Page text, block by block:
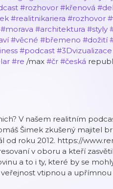
#rozhovor #křenová
#realitnikariera #rozhovor
#morava #architektura #styly
#věcné #břemeno #dožití
#podcast #3Dvizualizace
#re /max #čr #česká
V našem realitním
Šimek zkušený majitel
od roku 2012. https://
v oboru a kteří
a to i ty, které by se
vtipnou a